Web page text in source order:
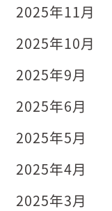
2025年11月
2025年10月
2025年9月
2025年6月
2025年5月
2025年4月
2025年3月